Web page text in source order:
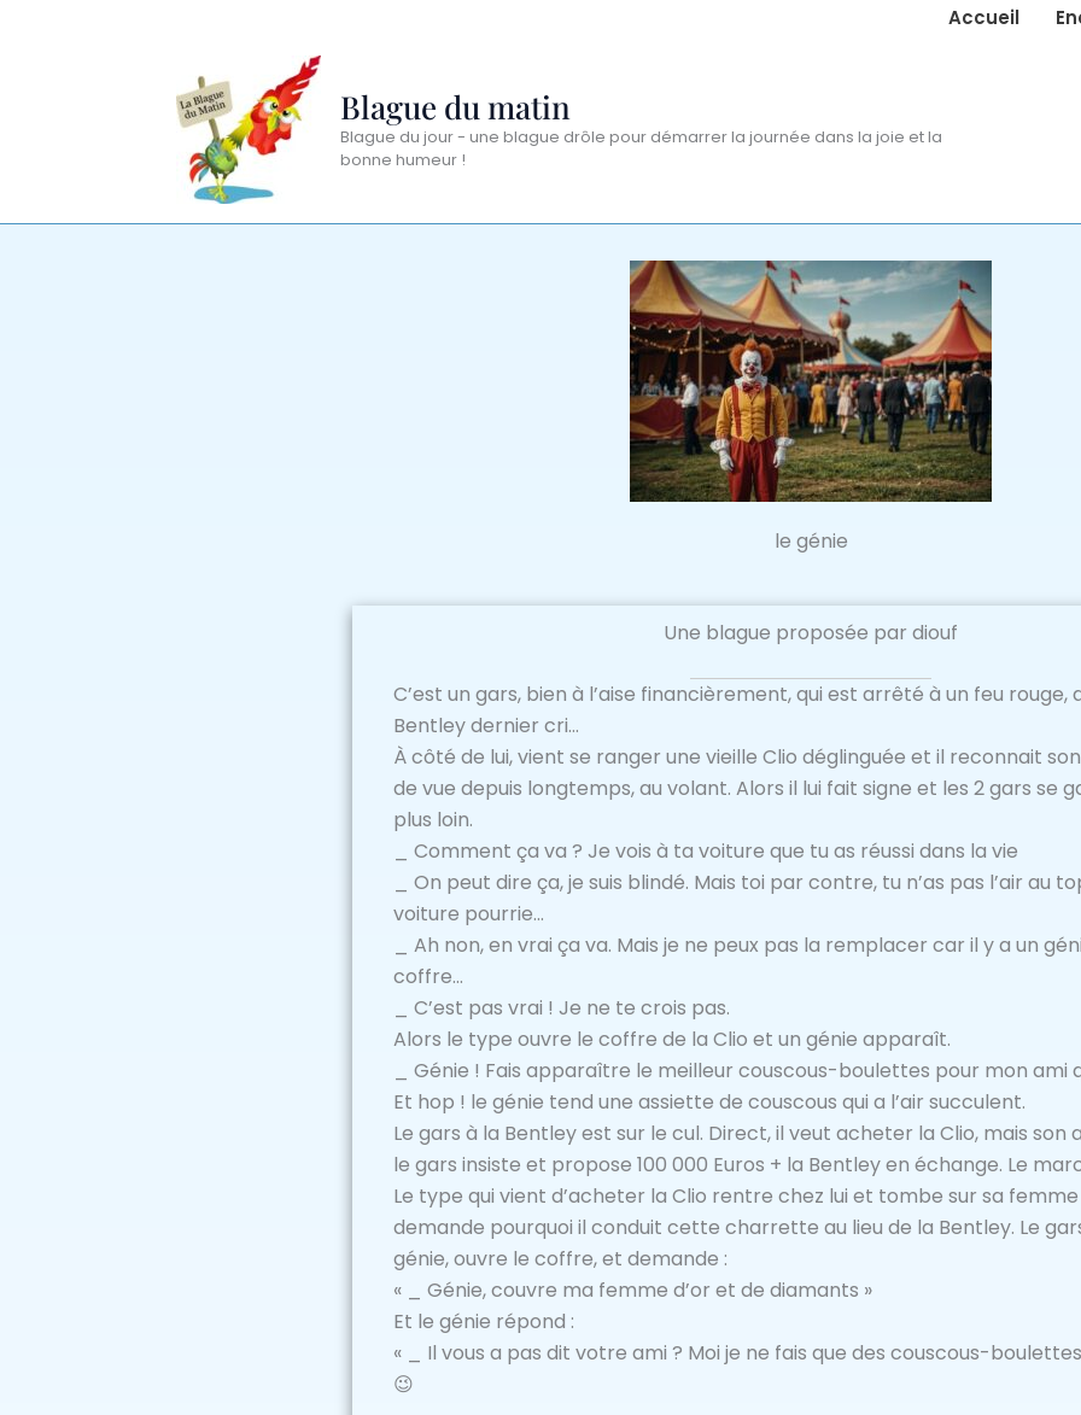
Accueil
Blague du matin
Blague du jour - une blague drôle pour démarrer la journée dans la joie et la
bonne humeur !
le génie
Une blague proposée par diouf
C’est un gars, bien à l’aise financièrement, qui est arrêté à un feu rouge,
Bentley dernier cri…
À côté de lui, vient se ranger une vieille Clio déglinguée et il reconnait
de vue depuis longtemps, au volant. Alors il lui fait signe et les 2 gars se
plus loin.
_ Comment ça va ? Je vois à ta voiture que tu as réussi dans la vie
_ On peut dire ça, je suis blindé. Mais toi par contre, tu n’as pas l’air au
voiture pourrie…
_ Ah non, en vrai ça va. Mais je ne peux pas la remplacer car il y a un
coffre…
_ C’est pas vrai ! Je ne te crois pas.
Alors le type ouvre le coffre de la Clio et un génie apparaît.
_ Génie ! Fais apparaître le meilleur couscous-boulettes pour mon ami
Et hop ! le génie tend une assiette de couscous qui a l’air succulent.
Le gars à la Bentley est sur le cul. Direct, il veut acheter la Clio, mais son
le gars insiste et propose 100 000 Euros + la Bentley en échange. Le
Le type qui vient d’acheter la Clio rentre chez lui et tombe sur sa femme
demande pourquoi il conduit cette charrette au lieu de la Bentley. Le
génie, ouvre le coffre, et demande :
« _ Génie, couvre ma femme d’or et de diamants »
Et le génie répond :
« _ Il vous a pas dit votre ami ? Moi je ne fais que des couscous-
😉